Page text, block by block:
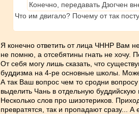
Конечно, передавать Дзогчен
Что им двигало? Почему от так
Я конечно ответить от лица ЧННР Вам
не помню, а отсебятины гнать не хочу.
От себя могу лишь сказать, что
буддизма на 4-ре основные школы.
А так Ваш вопрос чем то сродни
выделить Чань в отдельную буддийскую
Несколько слов про шизотериков.
превратятся, так и пропадают сразу...